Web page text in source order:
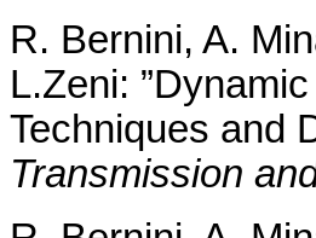
R. Bernini, A.
L.Zeni:
Techniques and
Transmission